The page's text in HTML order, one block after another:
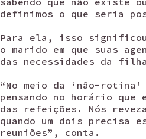
definimos o que seria
Para ela, isso
o marido em que suas
das necessidades da
“No meio da ‘não-rotina’
pensando no horário
das refeições. Nós
quando um dois precisa
reuniões”, conta.